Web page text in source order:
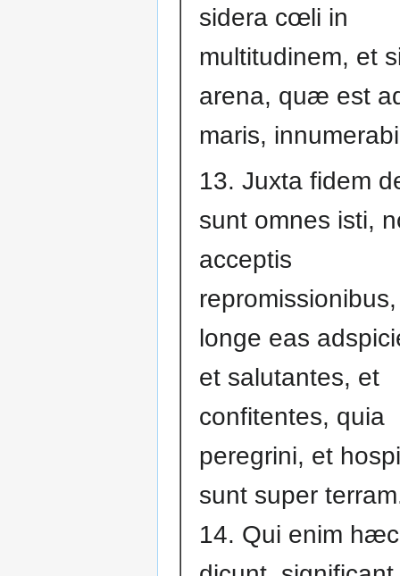
sidera cœli in
multitudinem, et
arena, quæ est
maris,
13. Juxta fidem
sunt omnes isti,
acceptis
longe eas
et salutantes, et
confitentes, quia
peregrini, et
sunt super
14. Qui enim hæc